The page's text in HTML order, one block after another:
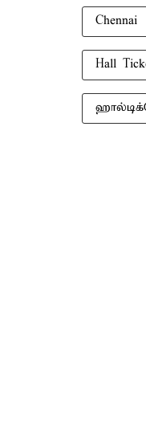
Chennai
Hall